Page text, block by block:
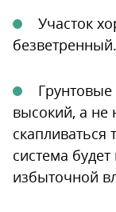
Участок
безветренный.
Грунтовые
высокий, а не
скапливаться
система
избыточной